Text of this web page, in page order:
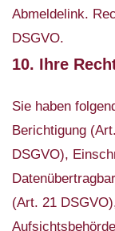
Abmeldelink.
DSGVO.
10. Ihre
Sie haben
Berichtigung
DSGVO),
(Art. 21